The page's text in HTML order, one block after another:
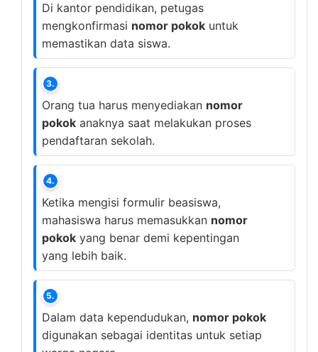
Di kantor pendidikan, petugas
mengkonfirmasi nomor pokok untuk
memastikan data siswa.
3.
Orang tua harus menyediakan nomor
pokok anaknya saat melakukan proses
pendaftaran sekolah.
4.
Ketika mengisi formulir beasiswa,
mahasiswa harus memasukkan nomor
pokok yang benar demi kepentingan
yang lebih baik.
5.
Dalam data kependudukan, nomor pokok
digunakan sebagai identitas untuk setiap